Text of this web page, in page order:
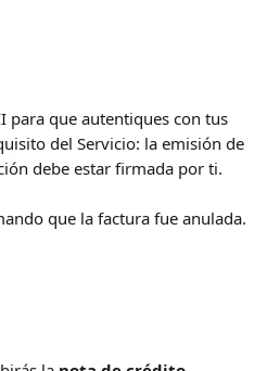
para que autentiques con tus
del Servicio: la emisión de
debe estar firmada por ti.
que la factura fue anulada.